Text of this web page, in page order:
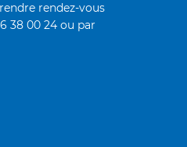
rendez-vous
38 00 24 ou par